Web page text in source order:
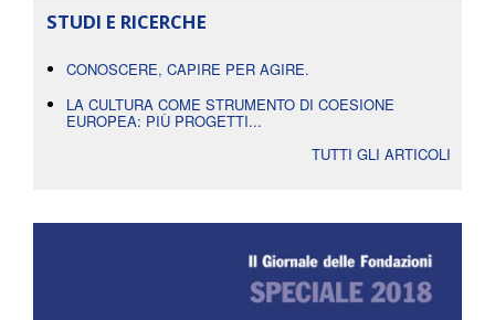
STUDI E RICERCHE
CONOSCERE, CAPIRE PER AGIRE.
LA CULTURA COME STRUMENTO DI COESIONE
EUROPEA: PIÙ PROGETTI...
TUTTI GLI ARTICOLI